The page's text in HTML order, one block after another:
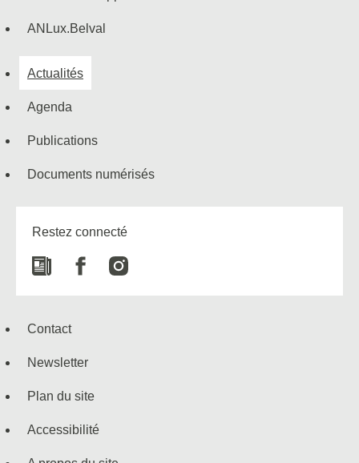
ANLux.Belval
Actualités
Agenda
Publications
Documents numérisés
Restez connecté
NewspaperFacebook
Contact
Newsletter
Plan du site
Accessibilité